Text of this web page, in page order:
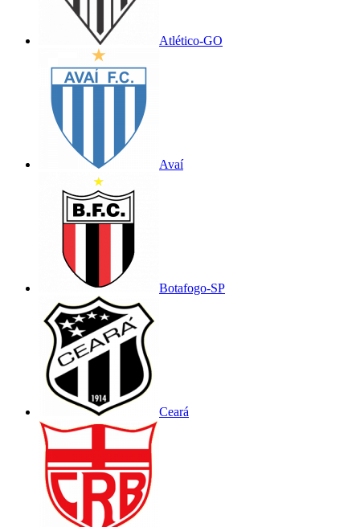
Atlético-GO
Avaí
Botafogo-SP
Ceará